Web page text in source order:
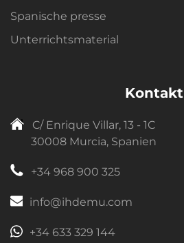
Spanische presse
Unterrichtsmaterial
Kontakt
C/ Enrique Villar, 13 - 1C
30008 Murcia, Spanien
+34 968 900 325
info@ihdemu.com
+34 633 329 144